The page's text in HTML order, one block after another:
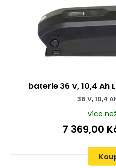
baterie 36 V, 10,4 Ah
36 V, 10,4
více
7 369,00